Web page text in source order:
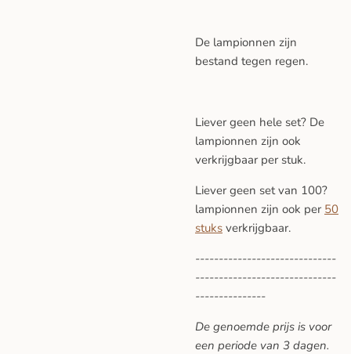
De lampionnen zijn
bestand tegen regen.
Liever geen hele set? De
lampionnen zijn ook
verkrijgbaar per stuk.
Liever geen set van 100?
lampionnen zijn ook per 50
stuks verkrijgbaar.
------------------------------
------------------------------
---------------
De genoemde prijs is voor
een periode van 3 dagen.